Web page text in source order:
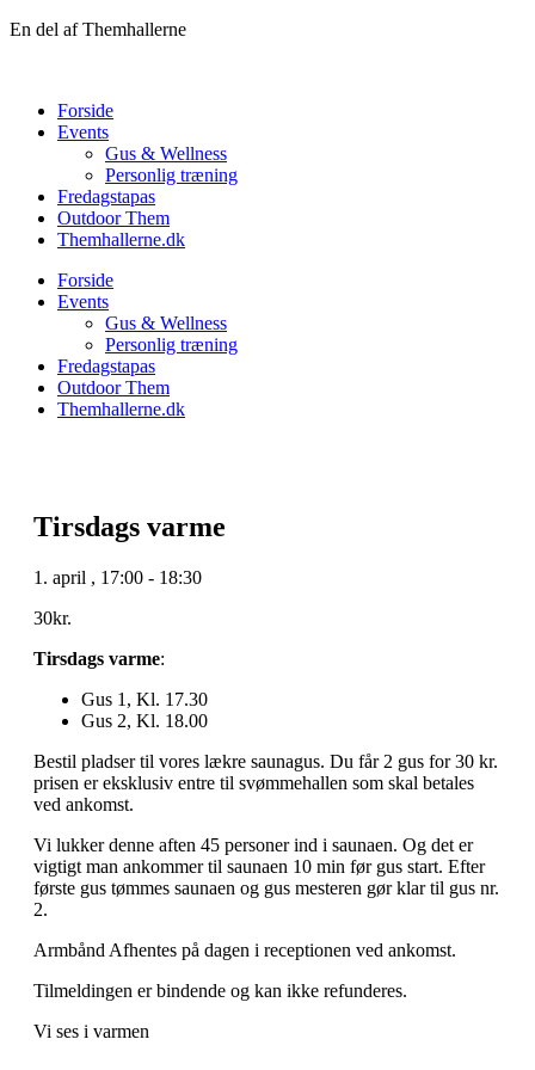
Videre
En del af Themhallerne
Forside
Events
Gus & Wellness
Personlig træning
Fredagstapas
Outdoor Them
Themhallerne.dk
Forside
Events
Gus & Wellness
Personlig træning
Fredagstapas
Outdoor Them
Themhallerne.dk
Tirsdags varme
1. april , 17:00 - 18:30
30kr.
Tirsdags varme:
Gus 1, Kl. 17.30
Gus 2, Kl. 18.00
Bestil pladser til vores lækre saunagus. Du får 2 gus for 30 kr.
prisen er eksklusiv entre til svømmehallen som skal betales
ved ankomst.
Vi lukker denne aften 45 personer ind i saunaen. Og det er
vigtigt man ankommer til saunaen 10 min før gus start. Efter
første gus tømmes saunaen og gus mesteren gør klar til gus nr.
2.
Armbånd Afhentes på dagen i receptionen ved ankomst.
Tilmeldingen er bindende og kan ikke refunderes.
Vi ses i varmen